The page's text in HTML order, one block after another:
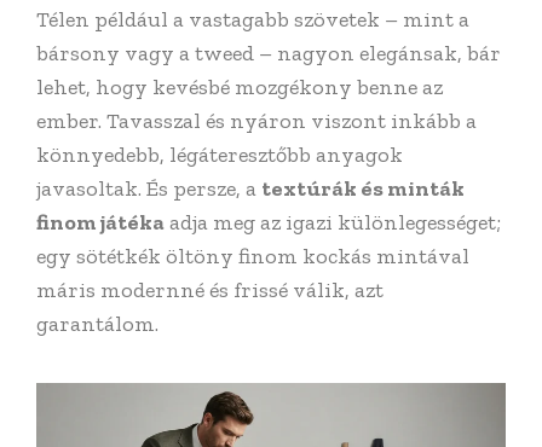
Télen például a vastagabb szövetek – mint a
bársony vagy a tweed – nagyon elegánsak, bár
lehet, hogy kevésbé mozgékony benne az
ember. Tavasszal és nyáron viszont inkább a
könnyedebb, légáteresztőbb anyagok
javasoltak. És persze, a textúrák és minták
finom játékaadja meg az igazi különlegességet;
egy sötétkék öltöny finom kockás mintával
máris modernné és frissé válik, azt
garantálom.